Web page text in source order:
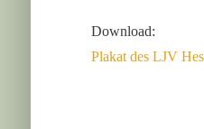
Download:
Plakat des LJV